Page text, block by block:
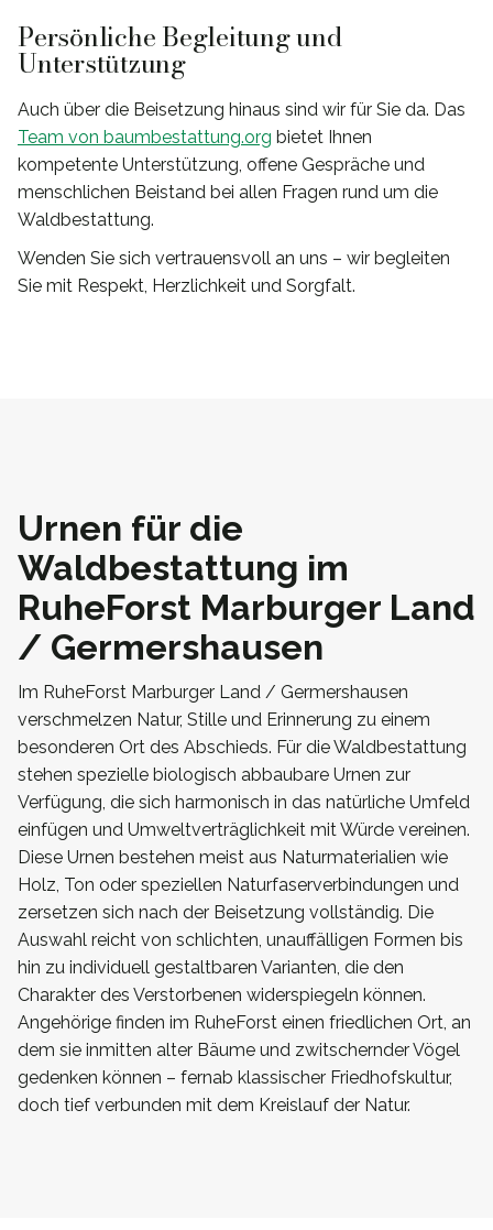
Persönliche Begleitung und
Unterstützung
Auch über die Beisetzung hinaus sind wir für Sie da. Das
Team von baumbestattung.org bietet Ihnen
kompetente Unterstützung, offene Gespräche und
menschlichen Beistand bei allen Fragen rund um die
Waldbestattung.
Wenden Sie sich vertrauensvoll an uns – wir begleiten
Sie mit Respekt, Herzlichkeit und Sorgfalt.
Urnen für die
Waldbestattung im
RuheForst Marburger Land
/ Germershausen
Im RuheForst Marburger Land / Germershausen
verschmelzen Natur, Stille und Erinnerung zu einem
besonderen Ort des Abschieds. Für die Waldbestattung
stehen spezielle biologisch abbaubare Urnen zur
Verfügung, die sich harmonisch in das natürliche Umfeld
einfügen und Umweltverträglichkeit mit Würde vereinen.
Diese Urnen bestehen meist aus Naturmaterialien wie
Holz, Ton oder speziellen Naturfaserverbindungen und
zersetzen sich nach der Beisetzung vollständig. Die
Auswahl reicht von schlichten, unauffälligen Formen bis
hin zu individuell gestaltbaren Varianten, die den
Charakter des Verstorbenen widerspiegeln können.
Angehörige finden im RuheForst einen friedlichen Ort, an
dem sie inmitten alter Bäume und zwitschernder Vögel
gedenken können – fernab klassischer Friedhofskultur,
doch tief verbunden mit dem Kreislauf der Natur.